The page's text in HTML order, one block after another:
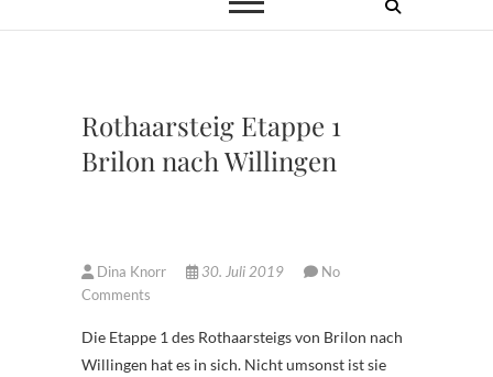
Rothaarsteig Etappe 1
Brilon nach Willingen
Dina Knorr 30. Juli 2019
No
Comments
Die Etappe 1 des Rothaarsteigs von Brilon nach
Willingen hat es in sich. Nicht umsonst ist sie